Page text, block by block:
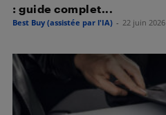
: guide complet...
Best Buy (assistée par l'IA) - 22 juin 2026